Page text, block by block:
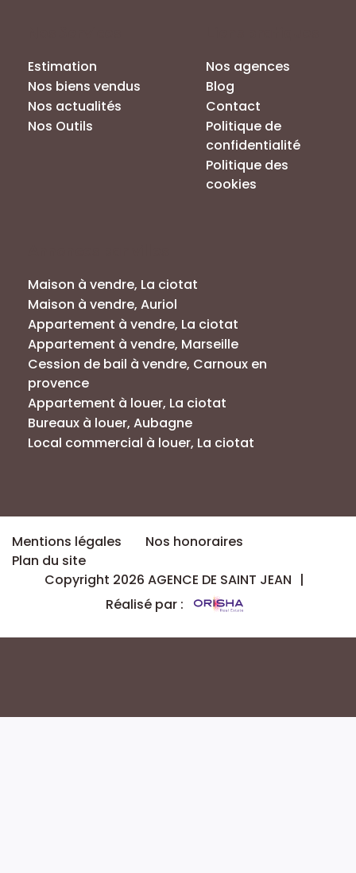
Estimation
Nos biens vendus
Nos actualités
Nos Outils
Nos agences
Blog
Contact
Politique de
confidentialité
Politique des
cookies
Maison à vendre, La ciotat
Maison à vendre, Auriol
Appartement à vendre, La ciotat
Appartement à vendre, Marseille
Cession de bail à vendre, Carnoux en
provence
Appartement à louer, La ciotat
Bureaux à louer, Aubagne
Local commercial à louer, La ciotat
Mentions légales
Nos honoraires
Plan du site
Copyright 2026 AGENCE DE SAINT JEAN |
Réalisé par :